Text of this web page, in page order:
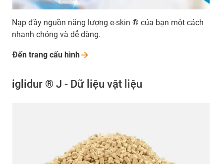
Nạp đầy nguồn năng lượng e-skin ® của bạn một cách
nhanh chóng và dễ dàng.
Đến trang cấu hình
iglidur ® J - Dữ liệu vật liệu